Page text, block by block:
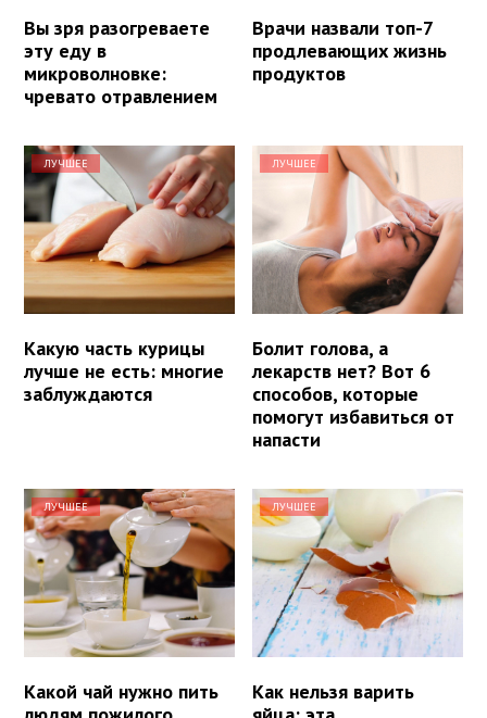
Вы зря разогреваете
эту еду в
микроволновке:
чревато отравлением
Врачи назвали топ-7
продлевающих жизнь
продуктов
ЛУЧШЕЕ
Какую часть курицы
лучше не есть: многие
заблуждаются
ЛУЧШЕЕ
Болит голова, а
лекарств нет? Вот 6
способов, которые
помогут избавиться от
напасти
ЛУЧШЕЕ
Какой чай нужно пить
ЛУЧШЕЕ
Как нельзя варить